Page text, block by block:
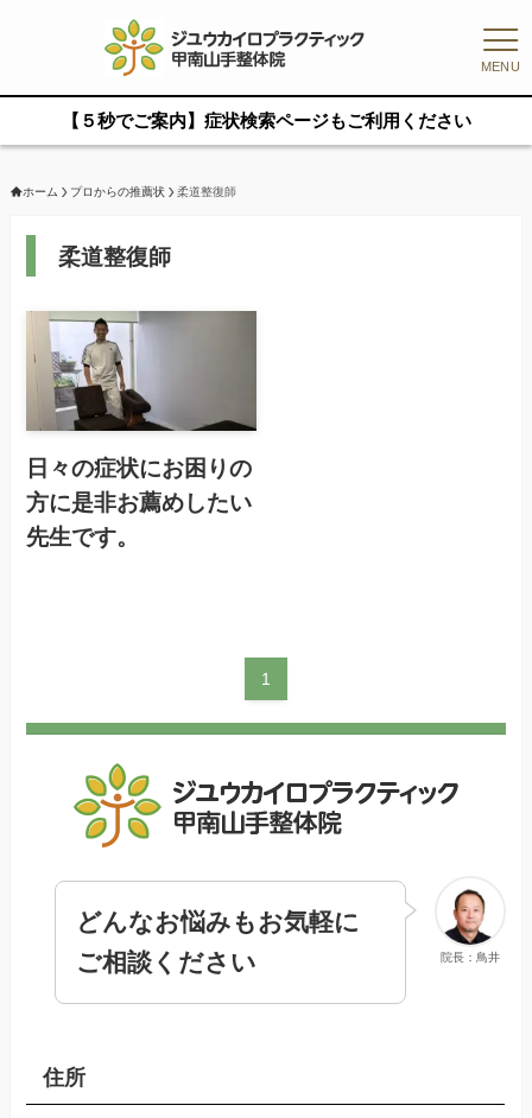
MENU
【５秒でご案内】症状検索ページもご利用ください
ホーム プロからの推薦状 柔道整復師
柔道整復師
日々の症状にお困りの
方に是非お薦めしたい
先生です。
1
院長：鳥井
どんなお悩みもお気軽に
ご相談ください
住所